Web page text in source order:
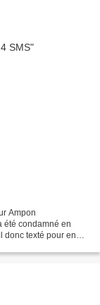
Ampon
été condamné en
donc texté pour en